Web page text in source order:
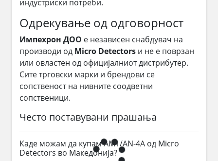
индустриски потреби.
Одрекување од одговорност
Импехрон ДОО е независен снабдувач на
производи од Micro Detectors и не е поврзан
или овластен од официјалниот дистрибутер.
Сите трговски марки и брендови се
сопственост на нивните соодветни
сопственици.
Често поставувани прашања
Каде можам да купам AM1/AN-4A од Micro
Detectors во Македонија?